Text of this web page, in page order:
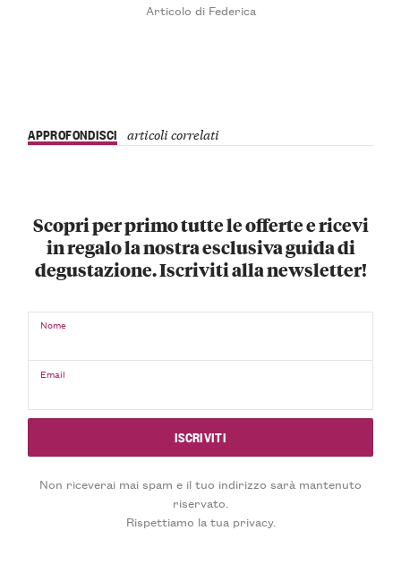
Articolo di Federica
APPROFONDISCI articoli correlati
Scopri per primo tutte le offerte e ricevi
in regalo la nostra esclusiva guida di
degustazione. Iscriviti alla newsletter!
Nome
Email
Non riceverai mai spam e il tuo indirizzo sarà mantenuto
riservato.
Rispettiamo la tua privacy.